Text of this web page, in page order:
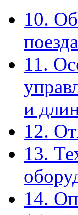
10.
11.
и
12.
13.
14.